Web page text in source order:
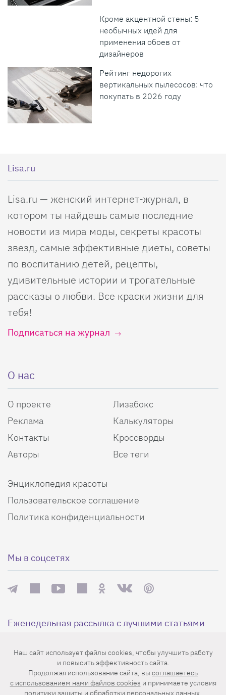
Кроме акцентной стены: 5
необычных идей для
применения обоев от
дизайнеров
Рейтинг недорогих
вертикальных пылесосов: что
покупать в 2026 году
Lisa.ru
Lisa.ru — женский интернет-журнал, в
котором ты найдешь самые последние
новости из мира моды, секреты красоты
звезд, самые эффективные диеты, советы
по воспитанию детей, рецепты,
удивительные истории и трогательные
рассказы о любви. Все краски жизни для
тебя!
Подписаться на журнал
О нас
О проекте
Реклама
Контакты
Авторы
Лизабокс
Калькуляторы
Кроссворды
Все теги
Энциклопедия красоты
Пользовательское соглашение
Политика конфиденциальности
Мы в соцсетях
Еженедельная рассылка с лучшими статьями
Наш сайт использует файлы cookies, чтобы улучшить работу
и повысить эффективность сайта.
Продолжая использование сайта, вы соглашаетесь
c использованием нами файлов cookies и принимаете условия
политики защиты и обработки персональных данных